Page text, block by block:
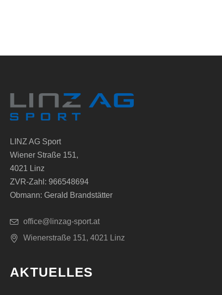
LINZ AG Sport
Wiener Straße 151,
4021 Linz
ZVR-Zahl: 966548694
Obmann: Gerald Brandstätter
office@linzag-sport.at
Wienerstraße 151, 4021 Linz
AKTUELLES